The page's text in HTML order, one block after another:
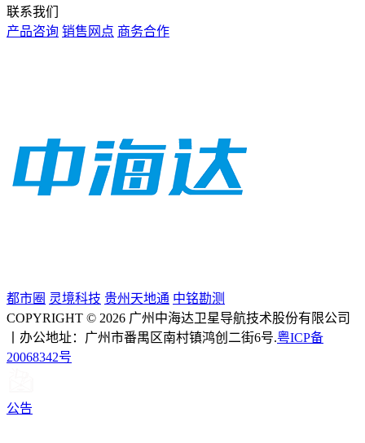
联系我们
产品咨询 销售网点 商务合作
都市圈 灵境科技 贵州天地通 中铭勘测
COPYRIGHT © 2026 广州中海达卫星导航技术股份有限公司
丨办公地址：广州市番禺区南村镇鸿创二街6号.粤ICP备
20068342号
公告